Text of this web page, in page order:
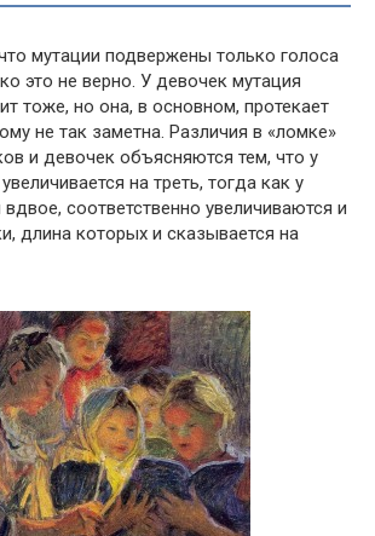
мутации подвержены только голоса
это не верно. У девочек мутация
тоже, но она, в основном, протекает
не так заметна. Различия в «ломке»
и девочек объясняются тем, что у
на треть, тогда как у
соответственно увеличиваются и
длина которых и сказывается на